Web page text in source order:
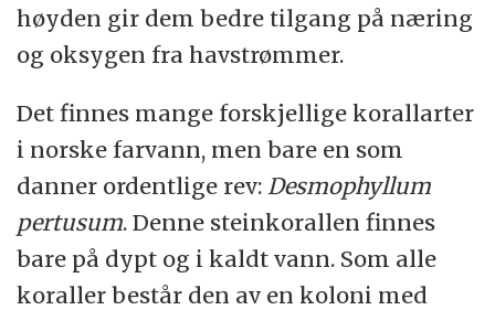
høyden gir dem bedre tilgang på næring
og oksygen fra havstrømmer.
Det finnes mange forskjellige korallarter
i norske farvann, men bare en som
danner ordentlige rev: Desmophyllum
pertusum. Denne steinkorallen finnes
bare på dypt og i kaldt vann. Som alle
koraller består den av en koloni med